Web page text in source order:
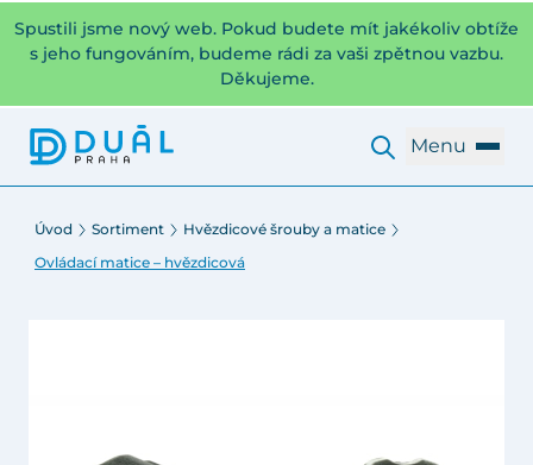
Spustili jsme nový web. Pokud budete mít jakékoliv obtíže
s jeho fungováním, budeme rádi za vaši zpětnou vazbu.
Děkujeme.
Menu
Úvod Sortiment
Hvězdicové šrouby a matice
Ovládací matice – hvězdicová